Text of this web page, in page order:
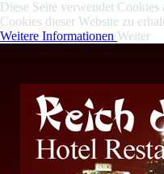
Diese Seite verwendet
Cookies dieser Website zu
Weitere Informationen Weiter